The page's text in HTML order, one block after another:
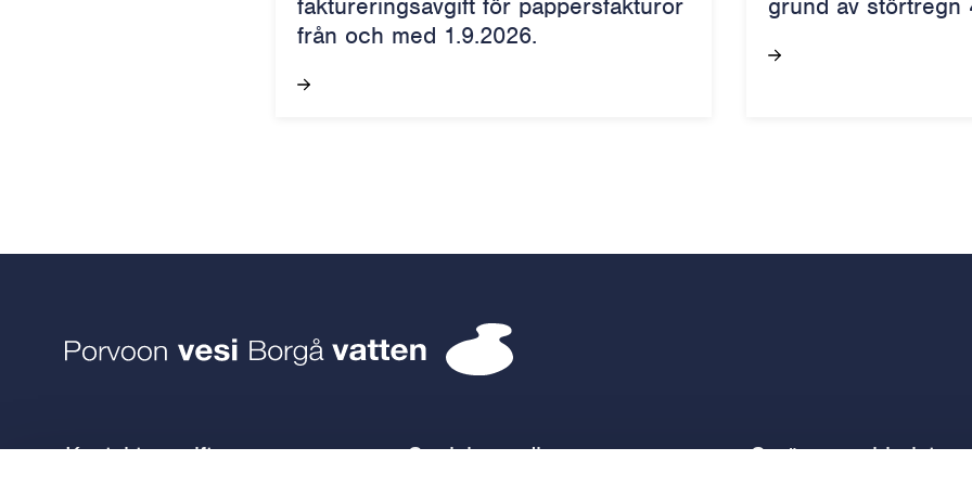
faktureringsavgift för pappersfakturor
från och med 1.9.2026.
grund av störtregn
Borgå vatten – Gå till startsidan
Kontaktuppgifter Sociala medier Se även